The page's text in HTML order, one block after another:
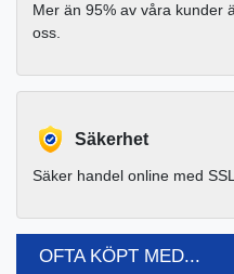
Mer än 95% av våra kunder
oss.
Säkerhet
Säker handel online med
OFTA KÖPT MED...